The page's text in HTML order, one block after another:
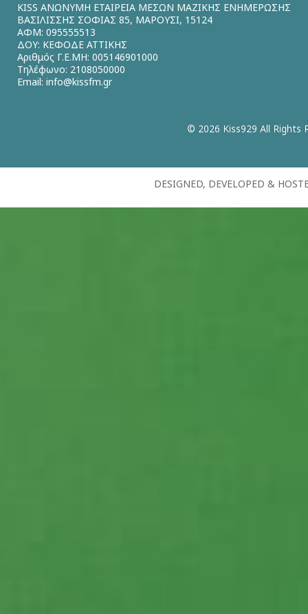
KISS ΑΝΩΝΥΜΗ ΕΤΑΙΡΕΙΑ ΜΕΣΩΝ ΜΑΖΙΚΗΣ ΕΝΗΜΕΡΩΣΗΣ
ΒΑΣΙΛΙΣΣΗΣ ΣΟΦΙΑΣ 85, ΜΑΡΟΥΣΙ, 15124
ΑΦΜ: 095555513
ΔΟΥ: ΚΕΦΟΔΕ ΑΤΤΙΚΗΣ
Αριθμός Γ.Ε.ΜΗ: 005146901000
Τηλέφωνο: 2108050000
Email: info@kissfm.gr
© 2026 Kiss929 All Rights
DESIGNED, DEVELOPED &